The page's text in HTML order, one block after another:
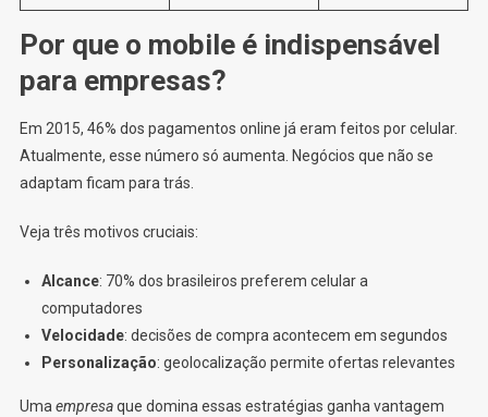
Por que o mobile é indispensável
para empresas?
Em 2015, 46% dos pagamentos online já eram feitos por celular.
Atualmente, esse número só aumenta. Negócios que não se
adaptam ficam para trás.
Veja três motivos cruciais:
Alcance: 70% dos brasileiros preferem celular a
computadores
Velocidade: decisões de compra acontecem em segundos
Personalização: geolocalização permite ofertas relevantes
Uma empresaque domina essas estratégias ganha vantagem